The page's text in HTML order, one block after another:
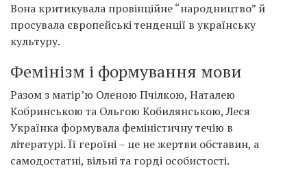
Вона критикувала провінційне “народництво” й
просувала європейські тенденції в українську
культуру.
Фемінізм і формування мови
Разом з матір’ю Оленою Пчілкою, Наталею
Кобринською та Ольгою Кобилянською, Леся
Українка формувала феміністичну течію в
літературі. Її героїні – це не жертви обставин, а
самодостатні, вільні та горді особистості.